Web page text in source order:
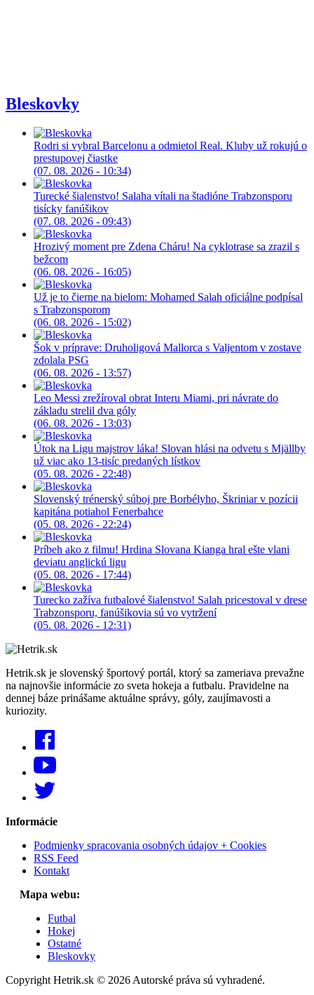
Bleskovky
Rodri si vybral Barcelonu a odmietol Real. Kluby už rokujú o
prestupovej čiastke
(07. 08. 2026 - 10:34)
Turecké šialenstvo! Salaha vítali na štadióne Trabzonsporu
tisícky fanúšikov
(07. 08. 2026 - 09:43)
Hrozivý moment pre Zdena Cháru! Na cyklotrase sa zrazil s
bežcom
(06. 08. 2026 - 16:05)
Už je to čierne na bielom: Mohamed Salah oficiálne podpísal
s Trabzonsporom
(06. 08. 2026 - 15:02)
Šok v príprave: Druholigová Mallorca s Valjentom v zostave
zdolala PSG
(06. 08. 2026 - 13:57)
Leo Messi zrežíroval obrat Interu Miami, pri návrate do
základu strelil dva góly
(06. 08. 2026 - 13:03)
Útok na Ligu majstrov láka! Slovan hlási na odvetu s Mjällby
už viac ako 13-tisíc predaných lístkov
(05. 08. 2026 - 22:48)
Slovenský trénerský súboj pre Borbélyho, Škriniar v pozícii
kapitána potiahol Fenerbahce
(05. 08. 2026 - 22:24)
Príbeh ako z filmu! Hrdina Slovana Kianga hral ešte vlani
deviatu anglickú ligu
(05. 08. 2026 - 17:44)
Turecko zažíva futbalové šialenstvo! Salah pricestoval v drese
Trabzonsporu, fanúšikovia sú vo vytržení
(05. 08. 2026 - 12:31)
Hetrik.sk je slovenský športový portál, ktorý sa zameriava prevažne
na najnovšie informácie zo sveta hokeja a futbalu. Pravidelne na
dennej báze prinášame aktuálne správy, góly, zaujímavosti a
kuriozity.
Informácie
Podmienky spracovania osobných údajov + Cookies
RSS Feed
Kontakt
Mapa webu:
Futbal
Hokej
Ostatné
Bleskovky
Copyright Hetrik.sk © 2026 Autorské práva sú vyhradené.